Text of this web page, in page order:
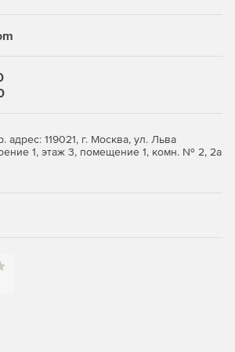
другими ОКВЭД подойдет
отвечает требованиям
и обладает
файлового сервера.
функционировать на серверах
119021, г. Москва, ул. Льва
1, этаж 3, помещение 1, комн. № 2, 2а